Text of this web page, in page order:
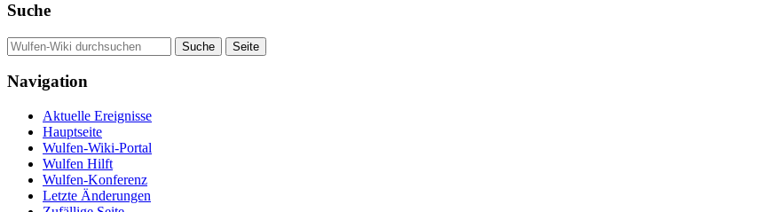
Suche
Navigation
Aktuelle Ereignisse
Hauptseite
Wulfen-Wiki-Portal
Wulfen Hilft
Wulfen-Konferenz
Letzte Änderungen